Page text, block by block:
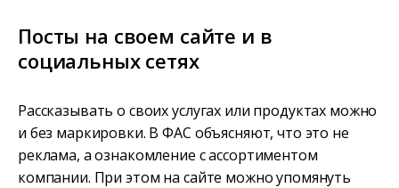
Посты на своем сайте и в
социальных сетях
Рассказывать о своих услугах или продуктах можно
и без маркировки. В ФАС объясняют, что это не
реклама, а ознакомление с ассортиментом
компании. При этом на сайте можно упомянуть